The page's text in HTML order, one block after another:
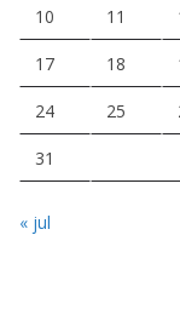
10 11
17 18
24 25
31
« jul